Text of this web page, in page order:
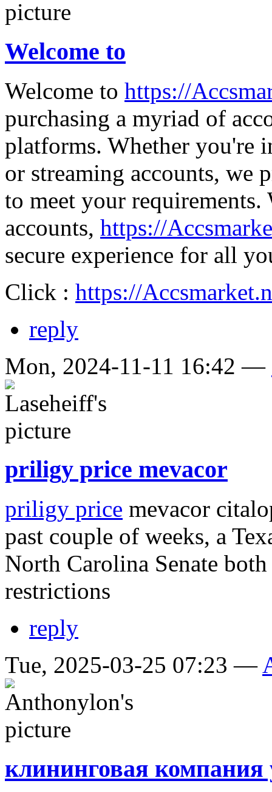
Welcome to
Welcome to https://
purchasing a myriad of
platforms. Whether you're
or streaming accounts, we
to meet your
accounts, https://
secure experience for all
Click : https://
reply
Mon, 2024-11-11 16:42 —
priligy price mevacor
priligy price mevacor
past couple of weeks, a
North Carolina Senate
restrictions
reply
Tue, 2025-03-25 07:23 —
клининговая компания